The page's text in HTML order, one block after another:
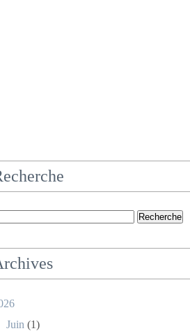
Juin (1)